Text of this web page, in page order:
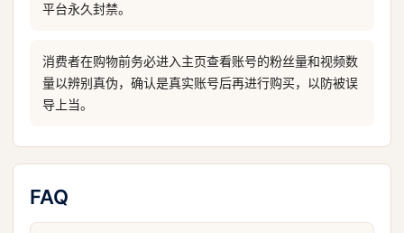
平台永久封禁。
消费者在购物前务必进入主页查看账号的粉丝量和视频数
量以辨别真伪，确认是真实账号后再进行购买，以防被误
导上当。
FAQ